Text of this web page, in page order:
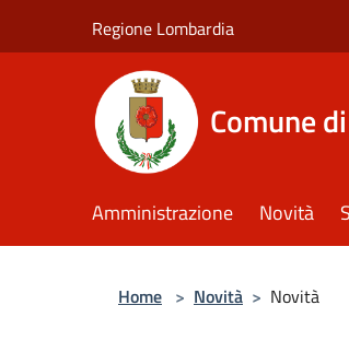
Regione Lombardia
Comune
Amministrazione Novità
Home > Novità > Novità